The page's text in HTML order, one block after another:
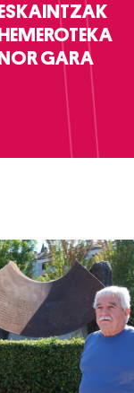
ESKAINTZAK
HEMEROTEKA
NOR GARA